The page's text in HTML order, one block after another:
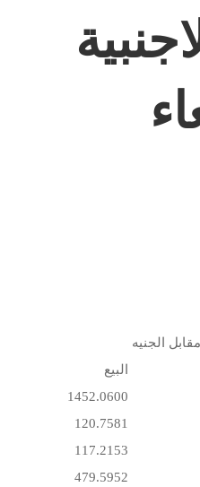
الجنيه
البيع
1452.0600
120.7581
117.2153
479.5952